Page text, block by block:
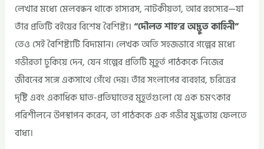
লেখার মধ্যে মেলবন্ধন থাকে হাস্যরস, নাটকীয়তা, আর রহস্যের—যা
তাঁর প্রতিটি বইয়ের বিশেষ বৈশিষ্ট্য।“দৌলত শাহ’র অদ্ভুত কাহিনী”
তেও সেই বৈশিষ্ট্যটি বিদ্যমান। লেখক অতি সহজভাবে গল্পের মধ্যে
গভীরতা ঢুকিয়ে দেন, যেন গল্পের প্রতিটি মুহূর্ত পাঠককে নিজের
জীবনের সঙ্গে একসাথে গেঁথে দেয়। তাঁর সংলাপের ব্যবহার, চরিত্রের
দৃষ্টি এবং একাধিক ঘাত-প্রতিঘাতের মুহূর্তগুলো যে এক চমৎকার
পরিশীলনে উপস্থাপন করেন, তা পাঠককে এক গভীর মুগ্ধতায় ফেলতে
বাধ্য।